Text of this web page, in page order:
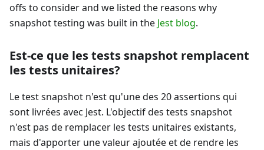
offs to consider and we listed the reasons why
snapshot testing was built in the Jest blog.
Est-ce que les tests snapshot remplacent
les tests unitaires?
Le test snapshot n'est qu'une des 20 assertions qui
sont livrées avec Jest. L'objectif des tests snapshot
n'est pas de remplacer les tests unitaires existants,
mais d'apporter une valeur ajoutée et de rendre les